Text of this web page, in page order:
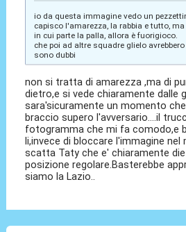
io da questa immagine vedo un
capisco l'amarezza, la rabbia e tutto,
in cui parte la palla, allora è fuorigioco.
che poi ad altre squadre glielo
sono dubbi
non si tratta di amarezza ,ma di
dietro,e si vede chiaramente dalle
sara'sicuramente un momento
braccio supero l'avversario....il
fotogramma che mi fa comodo,e
li,invece di bloccare l'immagine
scatta Taty che e' chiaramente
posizione regolare.Basterebbe
siamo la Lazio..